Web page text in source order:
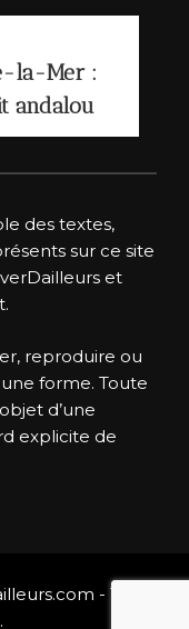
la-Mer :
andalou
des textes,
sur ce site
et
reproduire ou
forme. Toute
d’une
explicite de
- Tous